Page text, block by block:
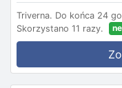
Triverna. Do końca 24
Skorzystano 11 razy.